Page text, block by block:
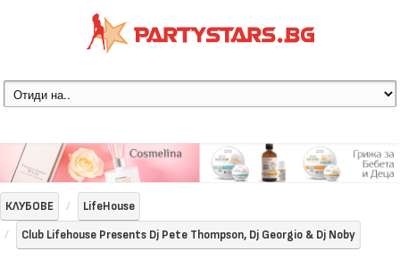
КЛУБОВЕ
LifeHouse
Club Lifehouse Presents Dj Pete Thompson, Dj Georgio & Dj Noby